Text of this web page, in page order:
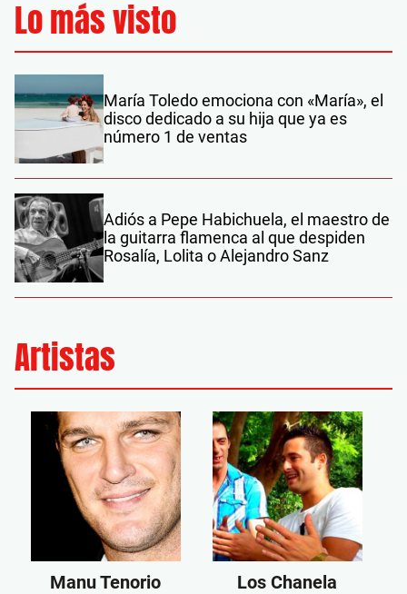
Lo más visto
María Toledo emociona con «María», el
disco dedicado a su hija que ya es
número 1 de ventas
Adiós a Pepe Habichuela, el maestro de
la guitarra flamenca al que despiden
Rosalía, Lolita o Alejandro Sanz
Artistas
Manu Tenorio Los Chanela